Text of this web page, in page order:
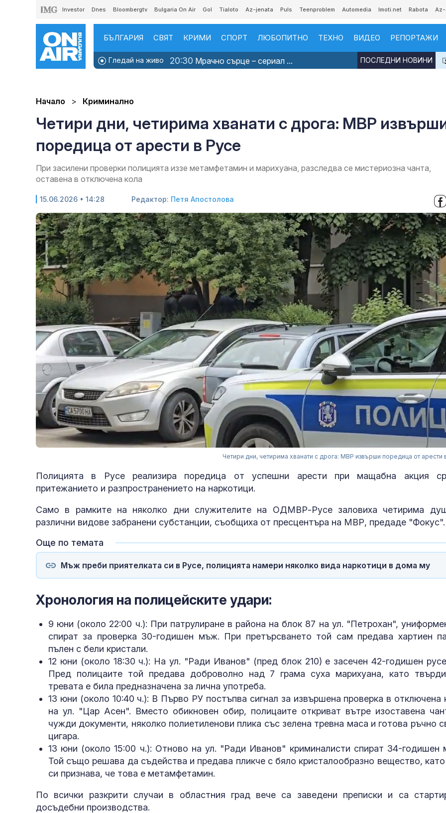
Investor Dnes Bloombergtv Bulgaria On Air Gol Tialoto Az-jenata Puls Teenproblem Automedia Imoti.net Rabota
БЪЛГАРИЯ СВЯТ КРИМИ СПОРТ ЛЮБОПИТНО ТЕХНО ВИДЕО РЕПОРТАЖИ
Гледай на живо 20:30 Мрачно сърце – сериал ... ПОСЛЕДНИ НОВИНИ
Начало Криминално
Четири дни, четирима хванати с дрога: МВР
поредица от арести в Русе
При засилени проверки полицията иззе метамфетамин и марихуана, разследва се мистериозна чанта,
оставена в отключена кола
15.06.2026 • 14:28 Редактор: Петя Апостолова
Четири дни, четирима хванати с дрога: МВР извърши поредица от арести
Полицията в Русе реализира поредица от успешни арести при мащабна акция
притежанието и разпространението на наркотици.
Само в рамките на няколко дни служителите на ОДМВР-Русе заловиха четирима
различни видове забранени субстанции, съобщиха от пресцентъра на МВР, предаде "Фокус".
Още по темата
Мъж преби приятелката си в Русе, полицията намери няколко вида наркотици в дома му
Хронология на полицейските удари:
9 юни (около 22:00 ч.): При патрулиране в района на блок 87 на ул. "Петрохан",
спират за проверка 30-годишен мъж. При претърсването той сам предава хартиен
пълен с бели кристали.
12 юни (около 18:30 ч.): На ул. "Ради Иванов" (пред блок 210) е засечен 42-годишен
Пред полицаите той предава доброволно над 7 грама суха марихуана, като
тревата е била предназначена за лична употреба.
13 юни (около 10:40 ч.): В Първо РУ постъпва сигнал за извършена проверка в отключена
на ул. "Цар Асен". Вместо обикновен обир, полицаите откриват вътре изоставена
чужди документи, няколко полиетиленови плика със зелена тревна маса и готова ръчно
цигара.
13 юни (около 15:00 ч.): Отново на ул. "Ради Иванов" криминалисти спират 34-годишен
Той също решава да съдейства и предава пликче с бяло кристалообразно вещество,
си признава, че това е метамфетамин.
По всички разкрити случаи в областния град вече са заведени преписки и са
досъдебни производства.
Колумбийски
въоръжени
боен опит с
Украйна
Кардам:
евро глоба